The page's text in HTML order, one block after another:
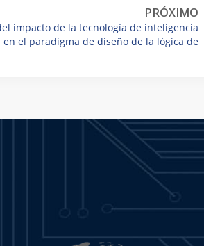
PRÓXIMO
impacto de la tecnología de inteligencia
el paradigma de diseño de la lógica de